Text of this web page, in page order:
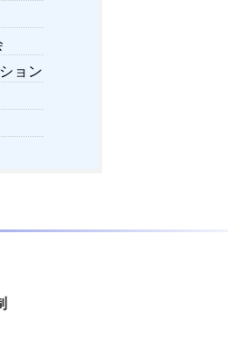
ョン